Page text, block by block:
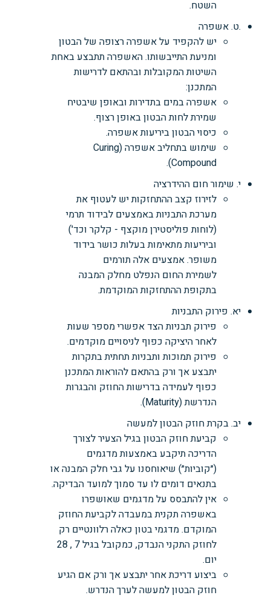
השטח.
.ט. אשפרה
יש להקפיד על אשפרה רצופה של הבטון
ומניעת התייבשותו. האשפרה תתבצע באחת
השיטות המקובלות ובהתאם לדרישות
המתכנן:
אשפרה במים בתדירות ובאופן שיבטיח
שמירת לחות הבטון באופן רצוף.
כיסוי הבטון ביריעות אשפרה.
שימוש בתחליב אשפרה (Curing
Compound).
י. שימור חום ההידרציה
לזירוז קצב ההתחזקות יש לעטוף את
מערכת התבניות באמצעים לבידוד תרמי
(לוחות פוליסטירן מוקצף - קלקר וכד')
וביריעות מתאימות בעלות כושר בידוד
משופר. אמצעים אלה תורמים
לשמירת החום הנפלט מחלק המבנה
בתקופת ההתחזקות המוקדמת.
יא. פירוק התבניות
פירוק תבניות הצד אפשרי מספר שעות
לאחר היציקה כפוף לניסויים מוקדמים.
פירוק תמוכות ותבניות תחתית בתקרות
יתבצע אך ורק בהתאם להוראות המתכנן
כפוף לעמידה בדרישות החוזק והבגרות
הנדרשת (Maturity).
יב. בקרת חוזק הבטון למעשה
קביעת חוזק הבטון בגיל הצעיר לצורך
הדריכה תיקבע באמצעות מדגמים
(״קוביות״) שיאוחסנו על גבי חלק המבנה או
בתנאים דומים לו עד סמוך למועד הבדיקה.
אין להתבסס על מדגמים שאושפרו
באשפרה תקנית במעבדה לקביעת החוזק
המוקדם. מדגמי בטון כאלה רלוונטיים רק
לחוזק התקני הנבדק, כמקובל בגיל 7 , 28
יום.
ביצוע דריכת אחר יתבצע אך ורק אם הגיע
חוזק הבטון למעשה לערך הנדרש.